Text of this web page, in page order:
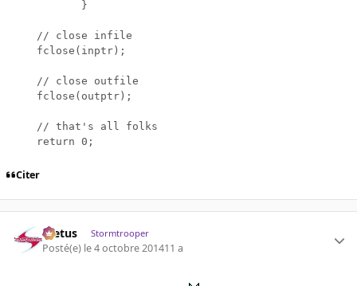
           }
    // close infile
    fclose(inptr);
    // close outfile
    fclose(outptr);
    // that's all folks
Citer
foetus Stormtrooper
Posté(e) le 4 octobre 201411 a